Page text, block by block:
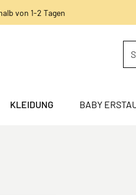
von 1-2 Tagen
KLEIDUNG BABY